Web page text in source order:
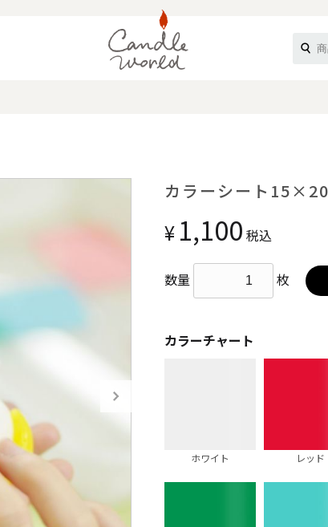
カラーシート15×20
¥ 1,100 税込
数量 枚
カラーチャート
ホワイト レッド